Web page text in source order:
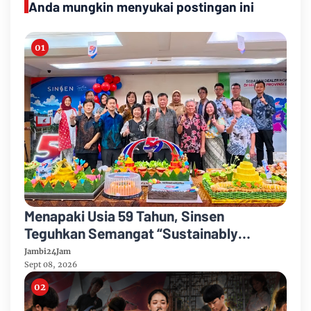
Anda mungkin menyukai postingan ini
Menapaki Usia 59 Tahun, Sinsen
Teguhkan Semangat “Sustainably
Growing”
Jambi24Jam
Sept 08, 2026